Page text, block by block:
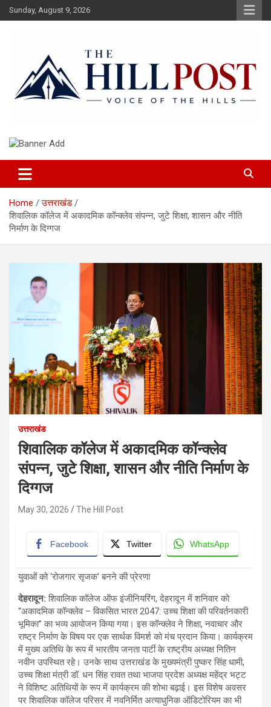
Skip
to
Sunday, August 9, 2026
The Hillpost
Home
उत्तराखंड
शिवालिक कॉलेज में अकादमिक कॉन्क्लेव संपन्न, जुटे शिक्षा, शासन और नीति
निर्माण के दिग्गज
उत्तराखंड
शिवालिक कॉलेज में अकादमिक कॉन्क्लेव
संपन्न, जुटे शिक्षा, शासन और नीति निर्माण के
दिग्गज
May 30, 2026 The Hill Post
Facebook Twitter WhatsApp
युवाओं को ‘रोजगार सृजक’ बनने की प्रेरणा
देहरादून: शिवालिक कॉलेज ऑफ इंजीनियरिंग, देहरादून में शनिवार को
“अकादमिक कॉन्क्लेव – विकसित भारत 2047: उच्च शिक्षा की परिवर्तनकारी
भूमिका” का भव्य आयोजन किया गया। इस कॉन्क्लेव ने शिक्षा, नवाचार और
राष्ट्र निर्माण के विषय पर एक सार्थक विमर्श को मंच प्रदान किया। कार्यक्रम
में मुख्य अतिथि के रूप में भारतीय जनता पार्टी के राष्ट्रीय अध्यक्ष नितिन
नवीन उपस्थित रहे। उनके साथ उत्तराखंड के मुख्यमंत्री पुष्कर सिंह धामी,
उच्च शिक्षा मंत्री डॉ. धन सिंह रावत तथा भाजपा प्रदेश अध्यक्ष महेंद्र भट्ट
ने विशिष्ट अतिथियों के रूप में कार्यक्रम की शोभा बढ़ाई। इस विशेष अवसर
पर शिवालिक कॉलेज परिसर में नवनिर्मित अत्याधुनिक ऑडिटोरियम का भी